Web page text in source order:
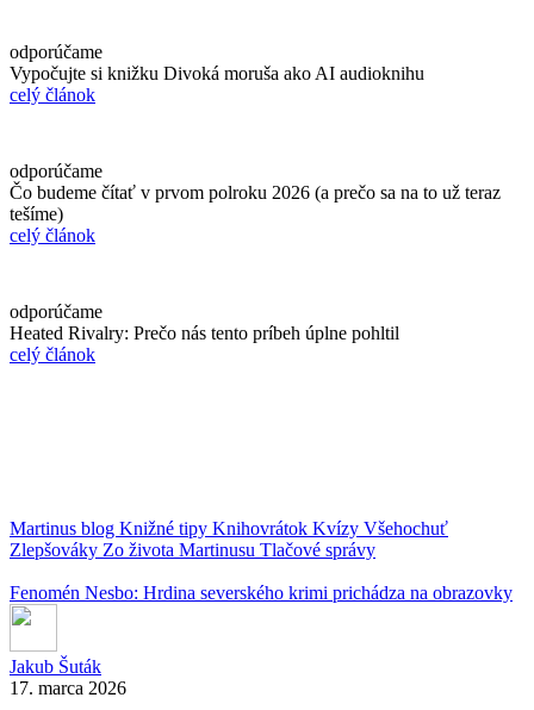
odporúčame
Vypočujte si knižku Divoká moruša ako AI audioknihu
celý článok
odporúčame
Čo budeme čítať v prvom polroku 2026 (a prečo sa na to už teraz
tešíme)
celý článok
odporúčame
Heated Rivalry: Prečo nás tento príbeh úplne pohltil
celý článok
Martinus blog Knižné tipy Knihovrátok Kvízy Všehochuť
Zlepšováky Zo života Martinusu Tlačové správy
Fenomén Nesbo: Hrdina severského krimi prichádza na obrazovky
Jakub Šuták
17. marca 2026